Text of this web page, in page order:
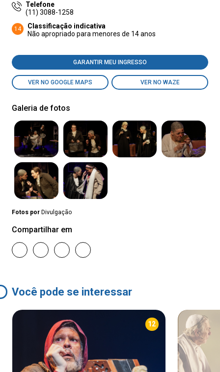
Telefone
(11) 3088-1258
14
Classificação indicativa
Não apropriado para menores de 14 anos
GARANTIR MEU INGRESSO
VER NO GOOGLE MAPS VER NO WAZE
Galeria de fotos
Fotos por Divulgação
Compartilhar em
Você pode se interessar
12